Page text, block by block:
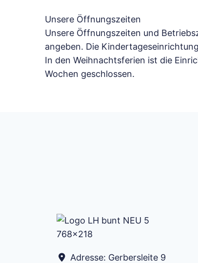
Unsere Öffnungszeiten
Unsere Öffnungszeiten und
angeben. Die
In den Weihnachtsferien ist die
Wochen geschlossen.
Adresse: Gerbersleite 9